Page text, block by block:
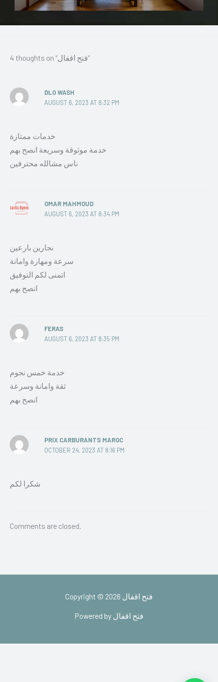
4 thoughts on “فتح اقفال”
DLO WASH
AUGUST 6, 2023 AT 8:32 PM
خدمات ممتازة
خدمة موثوقة وسريعة انصح بهم
ناس مشالله محترفين
OMAR MAHMOUD
AUGUST 6, 2023 AT 8:34 PM
نجارين بارعين
سرعة ومهارة وامانة
اتمنى لكم التوفيق
انصح بهم
FERAS
AUGUST 6, 2023 AT 8:35 PM
خدمة خمس نجوم
ثقة وامانة وسرعة
انصح بهم
PRIX CARBURANTS MAROC
OCTOBER 24, 2023 AT 8:16 PM
شكرا لكم
Comments are closed.
Copyright © 2026 فتح اقفال
Powered by فتح اقفال